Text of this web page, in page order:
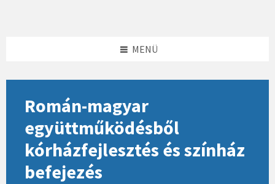
MENÜ
Román-magyar
együttműködésből
kórházfejlesztés és színház
befejezés